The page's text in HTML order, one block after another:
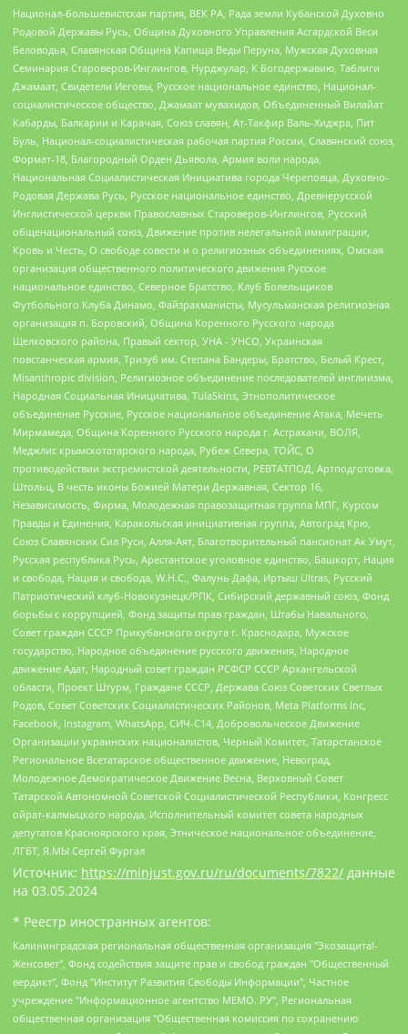
Национал-большевистская партия, ВЕК РА, Рада земли Кубанской Духовно
Родовой Державы Русь, Община Духовного Управления Асгардской Веси
Беловодья, Славянская Община Капища Веды Перуна, Мужская Духовная
Семинария Староверов-Инглингов, Нурджулар, К Богодержавию, Таблиги
Джамаат, Свидетели Иеговы, Русское национальное единство, Национал-
социалистическое общество, Джамаат мувахидов, Объединенный Вилайат
Кабарды, Балкарии и Карачая, Союз славян, Ат-Такфир Валь-Хиджра, Пит
Буль, Национал-социалистическая рабочая партия России, Славянский союз,
Формат-18, Благородный Орден Дьявола, Армия воли народа,
Национальная Социалистическая Инициатива города Череповца, Духовно-
Родовая Держава Русь, Русское национальное единство, Древнерусской
Инглистической церкви Православных Староверов-Инглингов, Русский
общенациональный союз, Движение против нелегальной иммиграции,
Кровь и Честь, О свободе совести и о религиозных объединениях, Омская
организация общественного политического движения Русское
национальное единство, Северное Братство, Клуб Болельщиков
Футбольного Клуба Динамо, Файзрахманисты, Мусульманская религиозная
организация п. Боровский, Община Коренного Русского народа
Щелковского района, Правый сектор, УНА - УНСО, Украинская
повстанческая армия, Тризуб им. Степана Бандеры, Братство, Белый Крест,
Misanthropic division, Религиозное объединение последователей инглиизма,
Народная Социальная Инициатива, TulaSkins, Этнополитическое
объединение Русские, Русское национальное объединение Атака, Мечеть
Мирмамеда, Община Коренного Русского народа г. Астрахани, ВОЛЯ,
Меджлис крымскотатарского народа, Рубеж Севера, ТОЙС, О
противодействии экстремистской деятельности, РЕВТАТПОД, Артподготовка,
Штольц, В честь иконы Божией Матери Державная, Сектор 16,
Независимость, Фирма, Молодежная правозащитная группа МПГ, Курсом
Правды и Единения, Каракольская инициативная группа, Автоград Крю,
Союз Славянских Сил Руси, Алля-Аят, Благотворительный пансионат Ак Умут,
Русская республика Русь, Арестантское уголовное единство, Башкорт, Нация
и свобода, Нация и свобода, W.H.С., Фалунь Дафа, Иртыш Ultras, Русский
Патриотический клуб-Новокузнецк/РПК, Сибирский державный союз, Фонд
борьбы с коррупцией, Фонд защиты прав граждан, Штабы Навального,
Совет граждан СССР Прикубанского округа г. Краснодара, Мужское
государство, Народное объединение русского движения, Народное
движение Адат, Народный совет граждан РСФСР СССР Архангельской
области, Проект Штурм, Граждане СССР, Держава Союз Советских Светлых
Родов, Совет Советских Социалистических Районов, Meta Platforms Inc,
Facebook, Instagram, WhatsApp, СИЧ-С14, Добровольческое Движение
Организации украинских националистов, Черный Комитет, Татарстанское
Региональное Всетатарское общественное движение, Невоград,
Молодежное Демократическое Движение Весна, Верховный Совет
Татарской Автономной Советской Социалистической Республики, Конгресс
ойрат-калмыцкого народа, Исполнительный комитет совета народных
депутатов Красноярского края, Этническое национальное объединение,
ЛГБТ, Я.МЫ Сергей Фургал
Источник: https://minjust.gov.ru/ru/documents/7822/ данные
на 03.05.2024
* Реестр иностранных агентов:
Калининградская региональная общественная организация "Экозащита!-Женсовет", Фонд содействия защите прав и свобод граждан "Общественный вердикт", Фонд "Институт Развития Свободы Информации", Частное учреждение "Информационное агентство МЕМО. РУ", Региональная общественная организация "Общественная комиссия по сохранению наследия академика Сахарова", Фонд поддержки свободы прессы, Санкт-Петербургская общественная правозащитная организация "Гражданский контроль", Межрегиональная общественная организация "Информационно-просветительский центр "Мемориал", Региональный Фонд "Центр Защиты Прав Средств Массовой Информации", с 05.12.2023 Фонд "Центр Защиты Прав Средств массовой информации", Региональная общественная благотворительная организация помощи беженцам и мигрантам "Гражданское содействие", Негосударственное образовательное учреждение дополнительного профессионального образования (повышение квалификации) специалистов "АКАДЕМИЯ ПО ПРАВАМ ЧЕЛОВЕКА", Свердловская региональная общественная организация "Сутяжник", Автономная некоммерческая организация "Центр независимых социологических исследований", Союз общественных объединений "Российский исследовательский центр по правам человека", Региональное общественное учреждение научно-информационный центр "МЕМОРИАЛ", Некоммерческая организация "Фонд защиты гласности", Автономная некоммерческая организация "Институт прав человека", Городская общественная организация "Екатеринбургское общество "МЕМОРИАЛ", Городская общественная организация "Рязанское историко-просветительское и правозащитное общество "Мемориал" (Рязанский Мемориал), Челябинский региональный орган общественной самодеятельности – женское общественное объединение "Женщины Евразии", Челябинский региональный орган общественной самодеятельности "Уральская правозащитная группа", Фонд содействия защите здоровья и социальной справедливости имени Андрея Рылькова, Автономная Некоммерческая Организация "Аналитический Центр Юрия Левады", Автономная некоммерческая организация социальной поддержки населения "Проект Апрель", Региональная общественная организация помощи женщинам и детям, находящимся в кризисной ситуации "Информационно-методический центр "Анна", Фонд содействия развитию массовых коммуникаций и правовому просвещению "Так-так-Так", Фонд содействия устойчивому развитию "Серебряная тайга", Свердловский региональный общественный фонд социальных проектов "Новое время", "Idel.Реалии", Кавказ.Реалии, Крым.Реалии, Телеканал Настоящее Время, Татаро-башкирская служба Радио Свобода (Azatliq Radiosi), Радио Свободная Европа/Радио Свобода (PCE/PC), "Сибирь.Реалии", "Фактограф", Благотворительный фонд помощи осужденным и их семьям, Автономная некоммерческая организация "Институт глобализации и социальных движений", Фонд "В защиту прав заключенных", Частное учреждение "Центр поддержки и содействия развитию средств массовой информации", Пензенский региональный общественный благотворительный фонд "Гражданский союз", "Север.Реалии", Некоммерческая организация Фонд "Правовая инициатива", Общество с ограниченной ответственностью "Радио Свободная Европа/Радио Свобода", Чешское информационное агентство "MEDIUM-ORIENT", Красноярская региональная общественная организация "Мы против СПИДа", Камалягин Денис Николаевич, Маркелов Сергей Евгеньевич, Пономарев Лев Александрович, Савицкая Людмила Алексеевна, Автономная некоммерческая организация "Центр по работе с проблемой насилия "НАСИЛИЮ.НЕТ", Межрегиональный профессиональный союз работников здравоохранения "Альянс врачей", Юридическое лицо, зарегистрированное в Латвийской Республике, SIA "Medusa Project" (регистрационный номер 40103797863, дата регистрации 10.06.2014), Некоммерческая организация "Фонд по борьбе с коррупцией", Автономная некоммерческая организация "Институт права и публичной политики", Баданин Роман Сергеевич, Гликин Максим Александрович, Железнова Мария Михайловна, Лукьянова Юлия Сергеевна, Маетная Елизавета Витальевна, Маняхин Петр Борисович, Чуракова Ольга Владимировна, Ярош Юлия Петровна, Юридическое лицо "The Insider SIA", зарегистрированное в Риге, Латвийская Республика (дата регистрации 26.06.2015), являющееся администратором доменного имени интернет-издания "The Insider SIA", https://theins.ru, Постернак Алексей Евгеньевич, Рубин Михаил Аркадьевич, Анин Роман Александрович, Юридическое лицо Istories fonds, зарегистрированное в Латвийской Республике (регистрационный номер 50008295751, дата регистрации 24.02.2020), Великовский Дмитрий Александрович, Долинина Ирина Николаевна, Мароховская Алеся Алексеевна, Шлейнов Роман Юрьевич, Шмагун Олеся Валентиновна, Общество с ограниченной ответственностью "Альтаир 2021", Общество с ограниченной ответственностью "Вега 2021", Общество с ограниченной ответственностью "Главный редактор 2021", Общество с ограниченной ответственностью "Ромашки монолит", Важенков Артем Валерьевич, Ивановская областная общественная организация "Центр гендерных исследований", Гурман Юрий Альбертович, Медиапроект "ОВД-Инфо", Егоров Владимир Владимирович, Жилинский Владимир Александрович, Общество с ограниченной ответственностью "ЗП", Иванова София Юрьевна, Карезина Инна Павловна, Кильтау Екатерина Викторовна, Петров Алексей Викторович, Пискунов Сергей Евгеньевич, Смирнов Сергей Сергеевич, Тихонов Михаил Сергеевич, Общество с ограниченной ответственностью "ЖУРНАЛИСТ-ИНОСТРАННЫЙ АГЕНТ", Арапова Галина Юрьевна, Вольтская Татьяна Анатольевна, Американская компания "Mason G.E.S. Anonymous Foundation" (США), являющаяся владельцем интернет-издания https://mnews.world/, Компания "Stichting Bellingcat", зарегистрированная в Нидерландах (дата регистрации 11.07.2018), Захаров Андрей Вячеславович, Клепиковская Екатерина Дмитриевна, Общество с ограниченной ответственностью "МЕМО", Перл Роман Александрович, Симонов Евгений Алексеевич, Соловьева Елена Анатольевна, Сотников Даниил Владимирович, Сурначева Елизавета Дмитриевна, Автономная некоммерческая организация по защите прав человека и информированию населения "Якутия – Наше Мнение", Общество с ограниченной ответственностью "Москоу диджитал медиа", с 26.01.2023 Общество с ограниченной ответственностью "Чайка Белые сады", Ветошкина Валерия Валерьевна, Заговора Максим Александрович, Межрегиональное общественное движение "Российская ЛГБТ - сеть", Оленичев Максим Владимирович, Павлов Иван Юрьевич, Скворцова Елена Сергеевна, Общество с ограниченной ответственностью "Как бы инагент", Кочетков Игорь Викторович, Общество с ограниченной ответственностью "Честные выборы", Еланчик Олег Александрович, Общество с ограниченной ответственностью "Нобелевский призыв", Гималова Регина Эмилевна, Григорьев Андрей Валерьевич, Григорьева Алина Александровна, Ассоциация по содействию защите прав призывников, альтернативнослужащих и военнослужащих "Правозащитная группа "Гражданин.Армия.Право", Хисамова Регина Фаритовна, Автономная некоммерческая организация по реализации социально-правовых программ "Лилит", Дальневосточное общественное движение "Маяк", Санкт-Петербургская ЛГБТ-инициативная группа "Выход", Инициативная группа ЛГБТ+ "Реверс", Алексеев Андрей Викторович, Бекбулатова Таисия Львовна, Беляев Иван Михайлович, Владыкина Елена Сергеевна, Гельман Марат Александрович, Никульшина Вероника Юрьевна, Толоконникова Надежда Андреевна, Шендерович Виктор Анатольевич, Общество с ограниченной ответственностью "Данное сообщение", Общество с ограниченной ответственностью Издательский дом "Новая глава", Айнбиндер Александра Александровна, Московский комьюнити-центр для ЛГБТ+инициатив, Благотворительный фонд развития филантропии, Deutsche Welle (Германия, Kurt-Schumacher-Strasse 3, 53113 Bonn), Борзунова Мария Михайловна, Воробьев Виктор Викторович, Голубева Анна Львовна, Константинова Алла Михайловна, Малкова Ирина Владимировна, Мурадов Мурад Абдулгалимович, Осетинская Елизавета Николаевна, Понасенков Евгений Николаевич, Ганапольский Матвей Юрьевич, Киселев Евгений Алексеевич, Борухович Ирина Григорьевна, Дремин Иван Тимофеевич, Дубровский Дмитрий Викторович, Красноярская региональная общественная организация поддержки и развития альтернативных образовательных технологий и межкультурных коммуникаций "ИНТЕРРА", Маяковская Екатерина Алексеевна, Фейгин Марк Захарович, Филимонов Андрей Викторович, Дзугкоева Регина Николаевна, Доброхотов Роман Александрович, Дудь Юрий Александрович, Елкин Сергей Владимирович, Кругликов Кирилл Игоревич, Сабунаева Мария Леонидовна, Семенов Алексей Владимирович, Шаинян Карен Багратович, Шульман Екатерина Михайловна, Асафьев Артур Валерьевич, Вахштайн Виктор Семенович, Венедиктов Алексей Алексеевич, Лушникова Екатерина Евгеньевна, Волков Леонид Михайлович, Невзоров Александр Глебович, Пархоменко Сергей Борисович, Сироткин Ярослав Николаевич, Кара-Мурза Владимир Владимирович, Баранова Наталья Владимировна, Гозман Леонид Яковлевич, Кагарлицкий Борис Юльевич, Климарев Михаил Валерьевич, Милов Владимир Станиславович, Автономная некоммерческая организация Краснодарский центр современного искусства "Типография", Моргенштерн Алишер Тагирович, Соболь Любовь Эдуардовна, Общество с ограниченной ответственностью "ЛИЗА НОРМ", Каспаров Гарри Кимович, Ходорковский Михаил Борисович, Общество с ограниченной ответственностью "Апрельские тезисы", Данилович Ирина Брониславовна, Кашин Олег Владимирович, Петров Николай Владимирович, Пивоваров Алексей Владимирович, Соколов Михаил Владимирович, Цветкова Юлия Владимировна, Чичваркин Евгений Александрович, Комитет против пыток/Команда против пыток, Общество с ограниченной ответственностью "Первый научный", Общество с ограниченной ответственностью "Вертолет и ко", Белоцерковская Вероника Борисовна, Кац Максим Евгеньевич, Лазарева Татьяна Юрьевна, Шаведдинов Руслан Табризович, Яшин Илья Валерьевич, Общество с ограниченной ответственностью "Иноагент ААВ", Алешковский Дмитрий Петрович, Альбац Евгения Марковна, Быков Дмитрий Львович, Галямина Юлия Евгеньевна, Лойко Сергей Леонидович, Мартынов Кирилл Константинович, Медведев Сергей Александрович, Крашенинников Федор Геннадиевич, Гордеева Катерина Вл